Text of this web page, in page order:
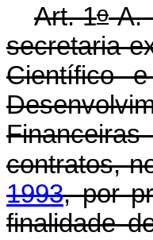
Art. 1o-
secretaria-
Científico
contratos,
1993, por
finalidade